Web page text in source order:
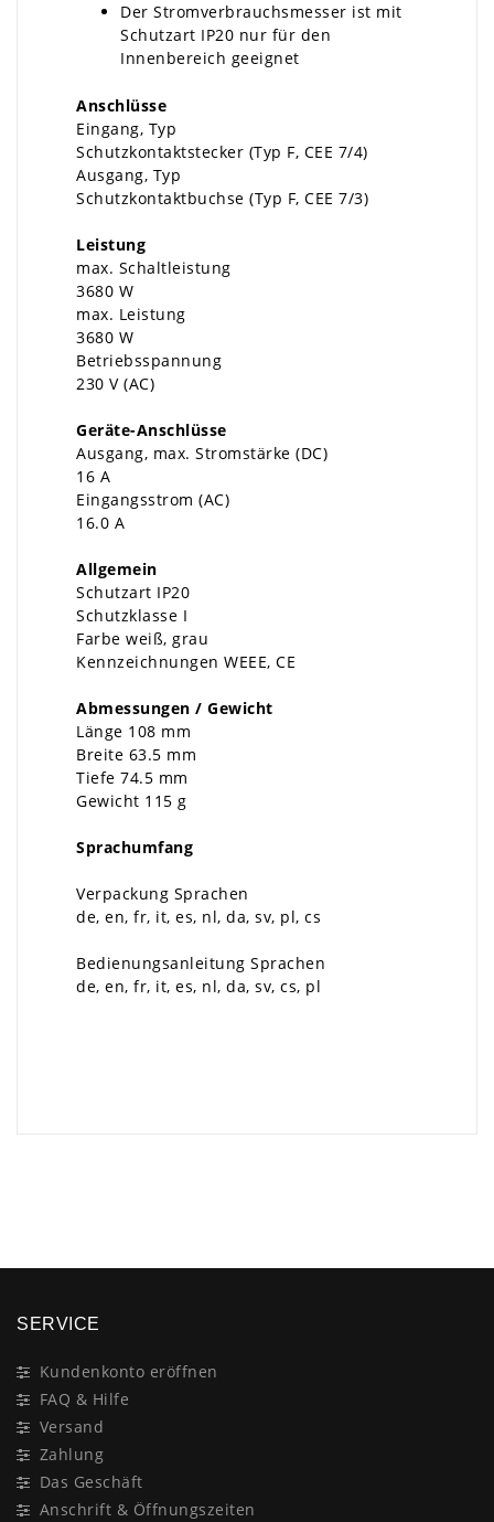
Der Stromverbrauchsmesser ist mit
Schutzart IP20 nur für den
Innenbereich geeignet
Anschlüsse
Eingang, Typ
Schutzkontaktstecker (Typ F, CEE 7/4)
Ausgang, Typ
Schutzkontaktbuchse (Typ F, CEE 7/3)
Leistung
max. Schaltleistung
3680 W
max. Leistung
3680 W
Betriebsspannung
230 V (AC)
Geräte-Anschlüsse
Ausgang, max. Stromstärke (DC)
16 A
Eingangsstrom (AC)
16.0 A
Allgemein
Schutzart IP20
Schutzklasse I
Farbe weiß, grau
Kennzeichnungen WEEE, CE
Abmessungen / Gewicht
Länge 108 mm
Breite 63.5 mm
Tiefe 74.5 mm
Gewicht 115 g
Sprachumfang
Verpackung Sprachen
de, en, fr, it, es, nl, da, sv, pl, cs
Bedienungsanleitung Sprachen
de, en, fr, it, es, nl, da, sv, cs, pl
SERVICE
Kundenkonto eröffnen
FAQ & Hilfe
Versand
Zahlung
Das Geschäft
Anschrift & Öffnungszeiten